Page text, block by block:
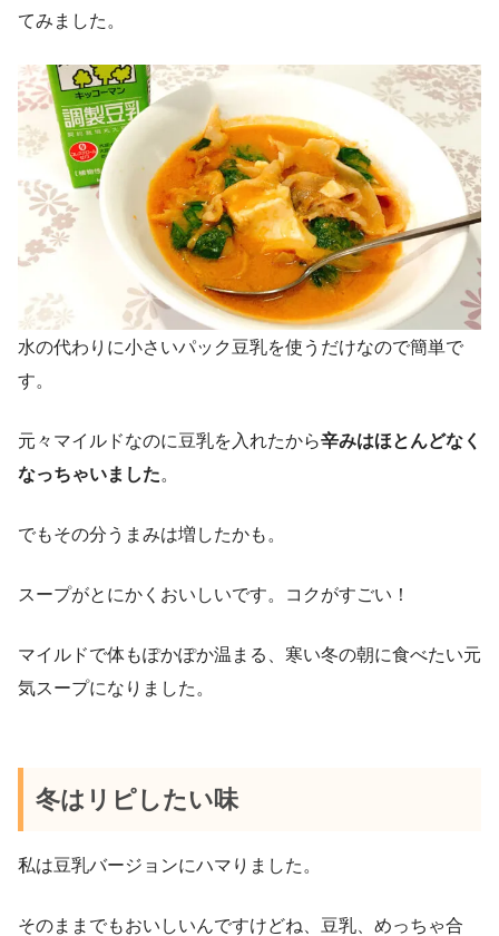
てみました。
水の代わりに小さいパック豆乳を使うだけなので簡単で
す。
元々マイルドなのに豆乳を入れたから辛みはほとんどなく
なっちゃいました。
でもその分うまみは増したかも。
スープがとにかくおいしいです。コクがすごい！
マイルドで体もぽかぽか温まる、寒い冬の朝に食べたい元
気スープになりました。
冬はリピしたい味
私は豆乳バージョンにハマりました。
そのままでもおいしいんですけどね、豆乳、めっちゃ合